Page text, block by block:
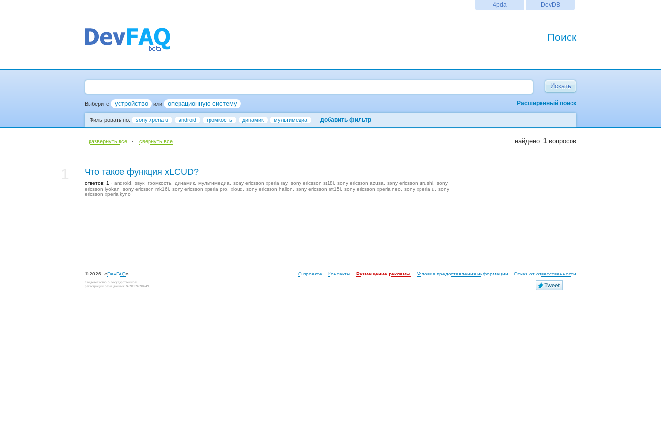
DevDB
4pda
Поиск
Выберите устройство Расширенный поиск
или операционную систему
Фильтровать по: sony xperia u android громкость динамик мультимедиа добавить фильтр
развернуть все · cвернуть все найдено: 1 вопросов
Что такое функция xLOUD?
ответов: 1 android звук громкость динамик мультимедиа sony ericsson xperia ray sony ericsson st18i sony ericsson azusa sony ericsson urushi
sony
ericsson iyokan
sony ericsson mk16i sony ericsson xperia pro xloud sony ericsson hallon sony ericsson mt15i sony ericsson xperia neo sony xperia u
sony
ericsson xperia kyno
© 2026, «DevFAQ». О проекте Контакты Размещение рекламы Условия предоставления информации Отказ от ответственности
Свидетельство о государственной
регистрации базы данных №2012620649.